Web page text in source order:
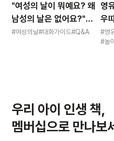
"여성의 날이 뭐예요? 왜
남성의 날은 없어요?"
묻는 어린이에게 이렇게
#여성의날#대화가이드#Q&A
영
우
영
#영
#놀이
우리 아이 인생 책,
멤버십으로 만나보